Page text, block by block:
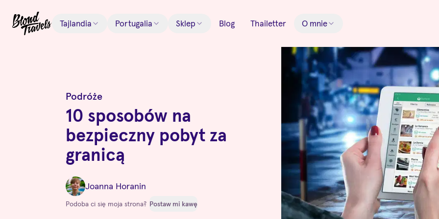
Tajlandia Portugalia Sklep Blog Thailetter O mnie
Podróże
10 sposobów na
bezpieczny pobyt za
granicą
Joanna Horanin
Podoba ci się moja strona? Postaw mi kawę